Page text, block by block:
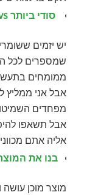
סודי ביותר vs. ללמוד מהתעשייה
שמספרים לכל
ממומחים
אבל אני
מפחדים
אבל תשאפו
אליה אתם
בנו את
מוצר מוכן עושה